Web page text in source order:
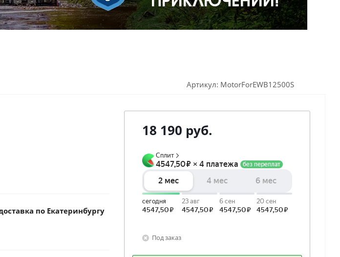
Артикул: MotorForEWB12500S
по Екатеринбургу
18 190 руб.
Под заказ